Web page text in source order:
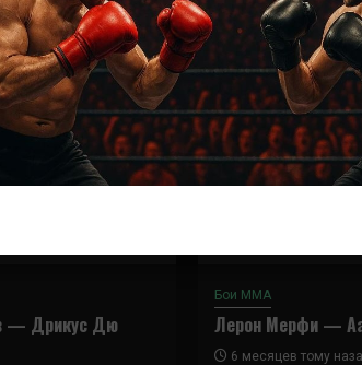
— Дрикус Дю
Бои ММА
Лерон Мерфи —
6 месяцев тому